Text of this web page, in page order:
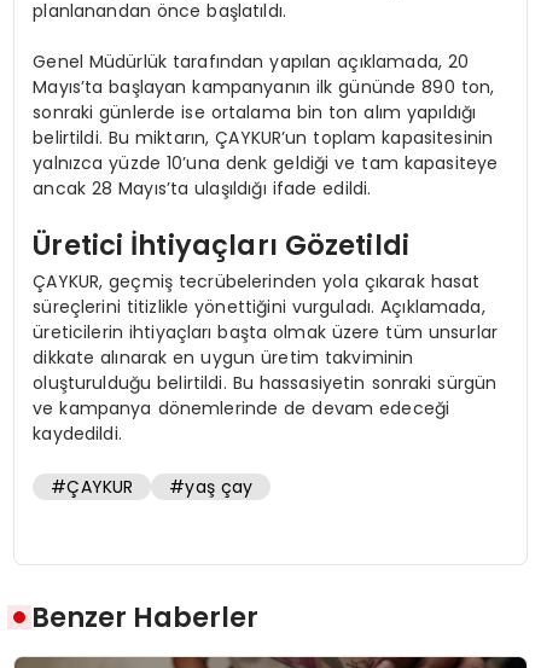
planlanandan önce başlatıldı.
Genel Müdürlük tarafından yapılan açıklamada, 20
Mayıs’ta başlayan kampanyanın ilk gününde 890 ton,
sonraki günlerde ise ortalama bin ton alım yapıldığı
belirtildi. Bu miktarın, ÇAYKUR’un toplam kapasitesinin
yalnızca yüzde 10’una denk geldiği ve tam kapasiteye
ancak 28 Mayıs’ta ulaşıldığı ifade edildi.
Üretici İhtiyaçları Gözetildi
ÇAYKUR, geçmiş tecrübelerinden yola çıkarak hasat
süreçlerini titizlikle yönettiğini vurguladı. Açıklamada,
üreticilerin ihtiyaçları başta olmak üzere tüm unsurlar
dikkate alınarak en uygun üretim takviminin
oluşturulduğu belirtildi. Bu hassasiyetin sonraki sürgün
ve kampanya dönemlerinde de devam edeceği
kaydedildi.
#ÇAYKUR #yaş çay
Benzer Haberler